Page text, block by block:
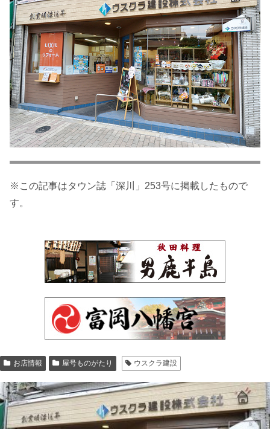
※この記事はタウン誌「深川」253号に掲載したもので
す。
お店情報 屋号ものがたり ウスクラ建設